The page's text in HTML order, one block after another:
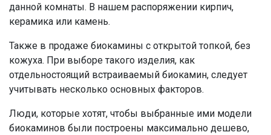
данной комнаты. В нашем распоряжении кирпич,
керамика или камень.
Также в продаже биокамины с открытой топкой, без
кожуха. При выборе такого изделия, как
отдельностоящий встраиваемый биокамин, следует
учитывать несколько основных факторов.
Люди, которые хотят, чтобы выбранные ими модели
биокаминов были построены максимально дешево,